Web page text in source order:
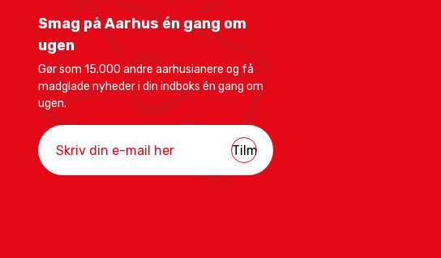
Smag på Aarhus én gang om
ugen
Gør som 15.000 andre aarhusianere og få
madglade nyheder i din indboks én gang om
ugen.